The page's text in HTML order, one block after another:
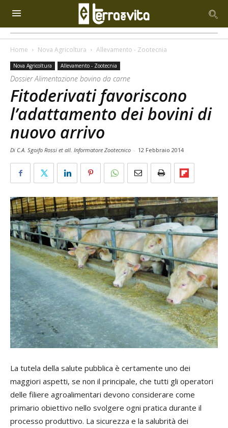
Home Nova Agricoltura Allevamento - Zootecnia
Nova Agricoltura Allevamento - Zootecnia
Dossier Alimentazione bovino da carne
Fitoderivati favoriscono
l’adattamento dei bovini di
nuovo arrivo
Di C.A. Sgoifo Rossi et all. Informatore Zootecnico - 12 Febbraio 2014
La tutela della salute pubblica è certamente uno dei
maggiori aspetti, se non il principale, che tutti gli operatori
delle filiere agroalimentari devono considerare come
primario obiettivo nello svolgere ogni pratica durante il
processo produttivo. La sicurezza e la salubrità dei